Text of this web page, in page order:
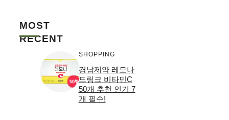
MOST
RECENT
SHOPPING
경남제약 레모나
드링크 비타민C
50개 추천 인기 7
개 필수!